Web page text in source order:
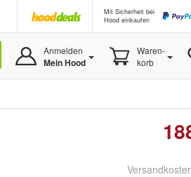
Mit Sicherheit bei
Hood einkaufen
Anmelden
Mein Hood
Waren-
korb